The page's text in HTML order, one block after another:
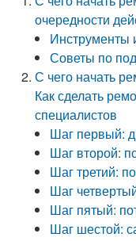
очередности
Инструменты
Советы по
С чего начать
Как сделать
специалистов
Шаг первый:
Шаг второй:
Шаг третий:
Шаг
Шаг пятый:
Шаг шестой: